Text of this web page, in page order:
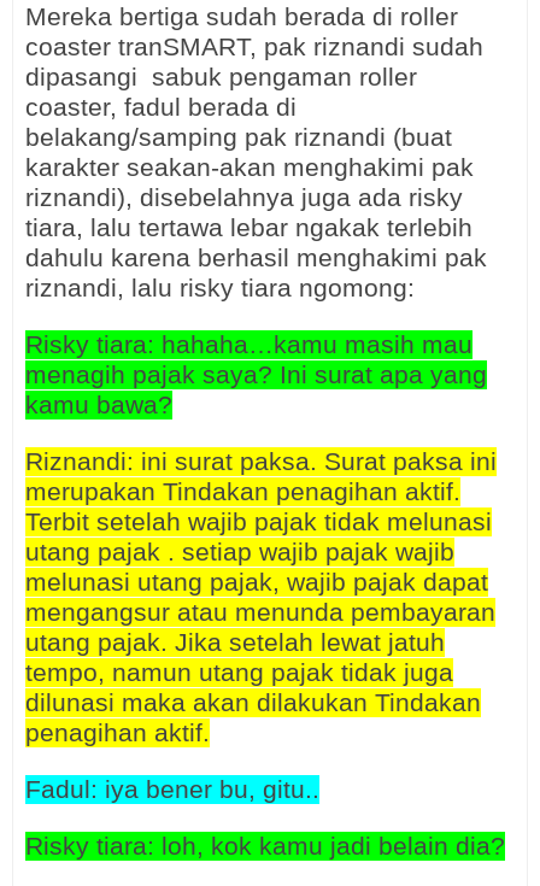
Mereka bertiga sudah berada di roller
coaster tranSMART, pak riznandi sudah
dipasangi sabuk pengaman roller
coaster, fadul berada di
belakang/samping pak riznandi (buat
karakter seakan-akan menghakimi pak
riznandi), disebelahnya juga ada risky
tiara, lalu tertawa lebar ngakak terlebih
dahulu karena berhasil menghakimi pak
riznandi, lalu risky tiara ngomong:
Risky tiara: hahaha…kamu masih mau
menagih pajak saya? Ini surat apa yang
kamu bawa?
Riznandi: ini surat paksa. Surat paksa ini
merupakan Tindakan penagihan aktif.
Terbit setelah wajib pajak tidak melunasi
utang pajak . setiap wajib pajak wajib
melunasi utang pajak, wajib pajak dapat
mengangsur atau menunda pembayaran
utang pajak. Jika setelah lewat jatuh
tempo, namun utang pajak tidak juga
dilunasi maka akan dilakukan Tindakan
penagihan aktif.
Fadul: iya bener bu, gitu..
Risky tiara: loh, kok kamu jadi belain dia?